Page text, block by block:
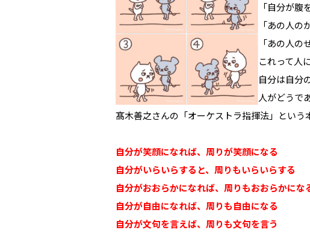
「自分が
「あの人
「あの人の
これって人
自分は自分
人がどうで
髙木善之さんの「オーケストラ指揮法」という
自分が笑顔になれば、周りが笑顔になる
自分がいらいらすると、周りもいらいらする
自分がおおらかになれば、周りもおおらかにな
自分が自由になれば、周りも自由になる
自分が文句を言えば、周りも文句を言う